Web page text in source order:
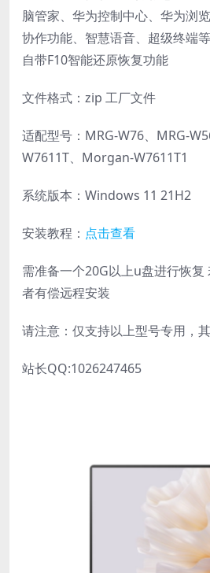
脑管家、华为控制中心、华为浏
协作功能、智慧语音、超级终端
自带F10智能还原恢复功能
文件格式：zip 工厂文件
适配型号：MRG-W76、MRG-
W7611T、Morgan-W7611T1
系统版本：Windows 11 21H2
安装教程： 点击查看
需准备一个20G以上u盘进行恢复
者有偿远程安装
请注意：仅支持以上型号专用，
站长QQ:1026247465